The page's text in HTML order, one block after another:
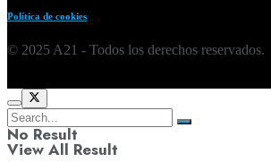
Política de cookies
© 2025 A21 - Todos los derechos reservados.
No Result
View All Result